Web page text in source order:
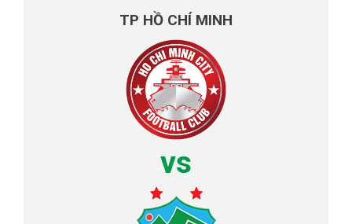
TP HỒ CHÍ MINH
vs